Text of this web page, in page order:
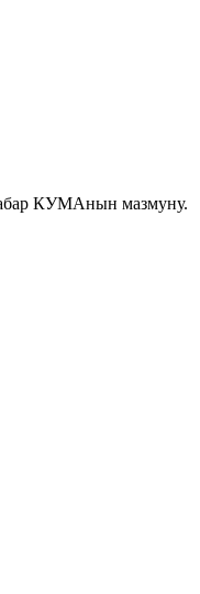
КУМАнын мазмуну.